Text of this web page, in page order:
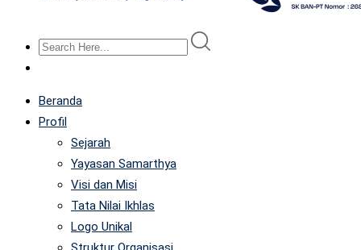
Beranda
Profil
Sejarah
Yayasan Samarthya
Visi dan Misi
Tata Nilai Ikhlas
Logo Unikal